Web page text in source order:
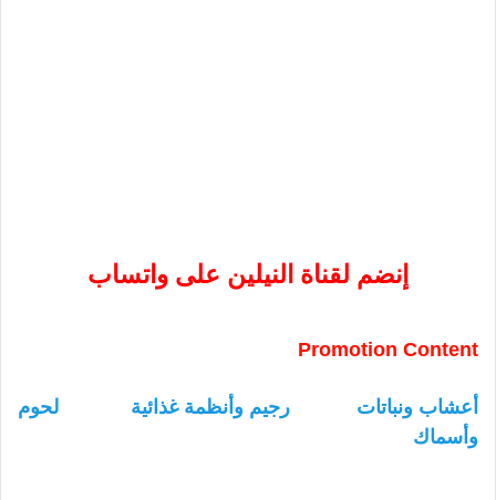
إنضم لقناة النيلين على واتساب
Promotion Content
أعشاب ونباتات رجيم وأنظمة غذائية
لحوم
وأسماك